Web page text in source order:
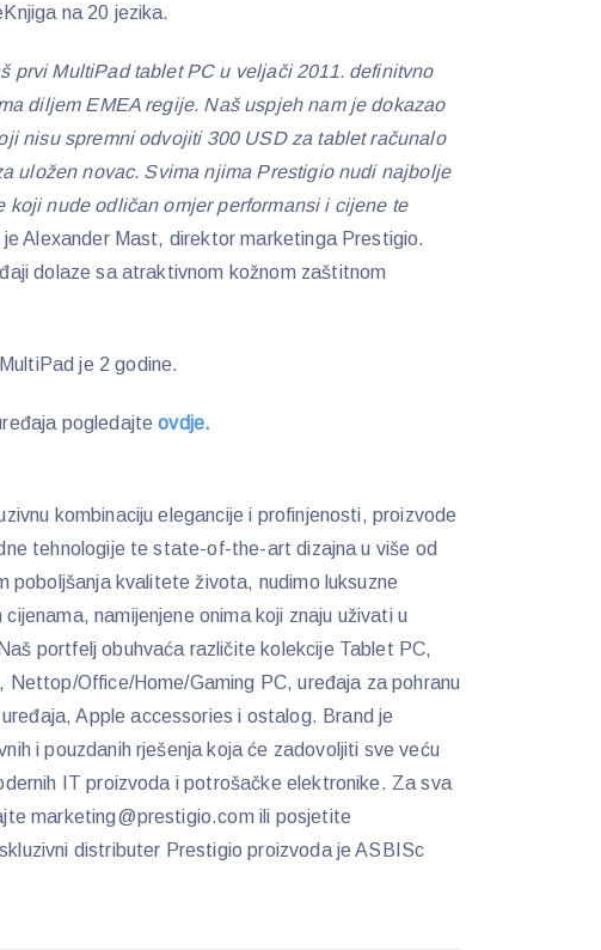
na 20 jezika.
prvi MultiPad tablet PC u veljači 2011. definitvno
diljem EMEA regije. Naš uspjeh nam je dokazao
nisu spremni odvojiti 300 USD za tablet računalo
uložen novac. Svima njima Prestigio nudi najbolje
koji nude odličan omjer performansi i cijene te
je Alexander Mast, direktor marketinga Prestigio.
dolaze sa atraktivnom kožnom zaštitnom
je 2 godine.
pogledajteovdje.
kombinaciju elegancije i profinjenosti, proizvode
tehnologije te state-of-the-art dizajna u više od
poboljšanja kvalitete života, nudimo luksuzne
namijenjene onima koji znaju uživati u
portfelj obuhvaća različite kolekcije Tablet PC,
Nettop/Office/Home/Gaming PC, uređaja za pohranu
Apple accessories i ostalog. Brand je
i pouzdanih rješenja koja će zadovoljiti sve veću
IT proizvoda i potrošačke elektronike. Za sva
marketing@prestigio.com ili posjetite
distributer Prestigio proizvoda je ASBISc